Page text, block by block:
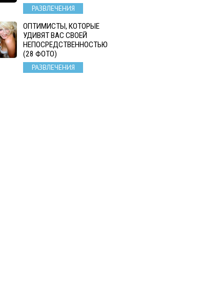
РАЗВЛЕЧЕНИЯ
ОПТИМИСТЫ, КОТОРЫЕ
УДИВЯТ ВАС СВОЕЙ
НЕПОСРЕДСТВЕННОСТЬЮ
(28 ФОТО)
РАЗВЛЕЧЕНИЯ